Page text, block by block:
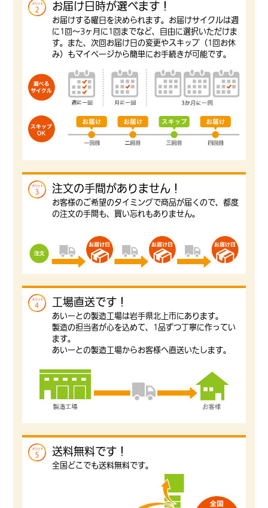
お届け日時が選べます！
お届けする曜日を決められます。お届けサイクルは週
に1回～3ヶ月に1回までなど、自由に選択いただけま
す。また、次回お届け日の変更やスキップ（1回お休
み）もマイページから簡単にお手続きが可能です。
注文の手間がありません！
お客様のご希望のタイミングで商品が届くので、都度
の注文の手間も、買い忘れもありません。
工場直送です！
あいーとの製造工場は岩手県北上市にあります。
製造の担当者が心を込めて、1品ずつ丁寧に作ってい
ます。
あいーとの製造工場からお客様へ直送いたします。
送料無料です！
全国どこでも送料無料です。